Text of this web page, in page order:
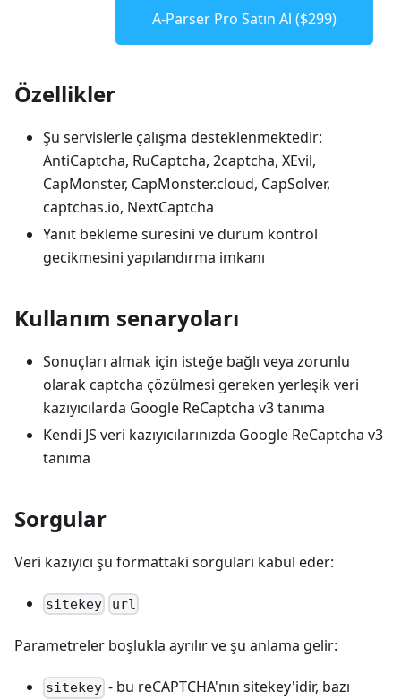
A-Parser Pro Satın Al ($299)
Özellikler
Şu servislerle çalışma desteklenmektedir:
AntiCaptcha, RuCaptcha, 2captcha, XEvil,
CapMonster, CapMonster.cloud, CapSolver,
captchas.io, NextCaptcha
Yanıt bekleme süresini ve durum kontrol
gecikmesini yapılandırma imkanı
Kullanım senaryoları
Sonuçları almak için isteğe bağlı veya zorunlu
olarak captcha çözülmesi gereken yerleşik veri
kazıyıcılarda Google ReCaptcha v3 tanıma
Kendi JS veri kazıyıcılarınızda Google ReCaptcha v3
tanıma
Sorgular
Veri kazıyıcı şu formattaki sorguları kabul eder:
sitekey url
Parametreler boşlukla ayrılır ve şu anlama gelir:
sitekey - bu reCAPTCHA'nın sitekey'idir, bazı